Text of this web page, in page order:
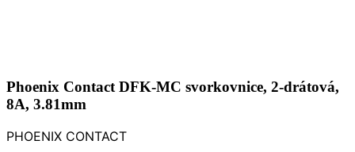
Phoenix Contact DFK-MC svorkovnice, 2-drátová,
8A, 3.81mm
PHOENIX CONTACT